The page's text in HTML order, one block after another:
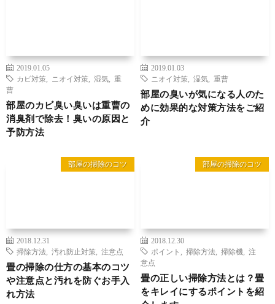
2019.01.05
カビ対策
ニオイ対策 湿気
重
曹
部屋のカビ臭い臭いは重曹の
消臭剤で除去！臭いの原因と
予防方法
2019.01.03
ニオイ対策
湿気 重曹
部屋の臭いが気になる人のた
めに効果的な対策方法をご紹
介
部屋の掃除のコツ
2018.12.31
掃除方法
汚れ防止対策 注意点
畳の掃除の仕方の基本のコツ
や注意点と汚れを防ぐお手入
れ方法
部屋の掃除のコツ
2018.12.30
ポイント
掃除方法 掃除機
注
意点
畳の正しい掃除方法とは？畳
をキレイにするポイントを紹